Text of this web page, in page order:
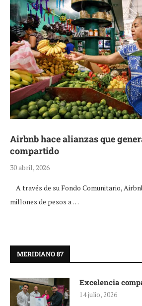
Airbnb hace alianzas que
compartido
30 abril, 2026
A través de su Fondo Comunitario,
millones de pesos a …
MERIDIANO 87
Excelencia
14 julio, 2026